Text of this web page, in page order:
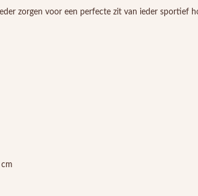
zorgen voor een perfecte zit van ieder sportief